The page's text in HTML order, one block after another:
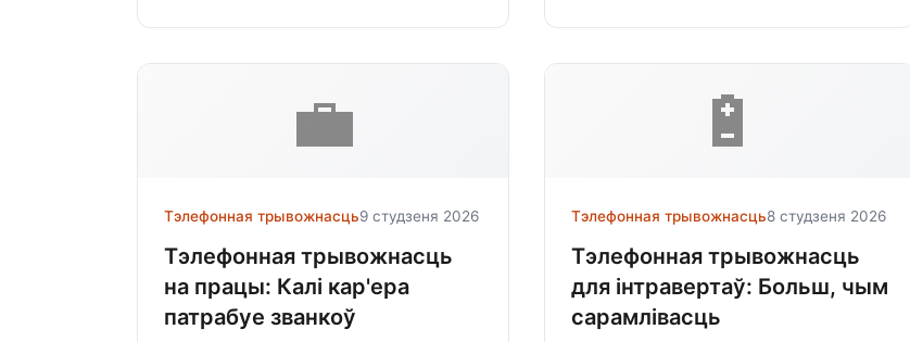
💼
Тэлефонная трывожнасць9 студзеня 2026
Тэлефонная трывожнасць
на працы: Калі кар'ера
патрабуе званкоў
🔋
Тэлефонная трывожнасць8 студзеня 2026
Тэлефонная трывожнасць
для інтравертаў: Больш, чым
сарамлівасць